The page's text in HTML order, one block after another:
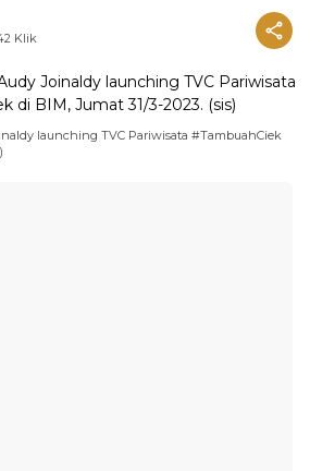
Klik
launching TVC Pariwisata #TambuahCiek